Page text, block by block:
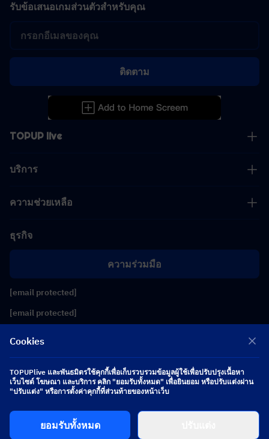
$ 0.00
TOPUP live
บริการ
ความช่วยเหลือ
ธุรกิจ
ความร่วมมือ
[email protected]
[email protected]
รับข้อเสนอเกมส่วนตัวสำหรับคุณ
ติดตาม
ติดตามเรา
Copyright 2026 SEA WHALE TECHNOLOGY PTE.LTD. All Rights Reserved.
Cookies
TOPUPlive และพันธมิตรใช้คุกกี้เพื่อเก็บรวบรวมข้อมูลผู้ใช้เพื่อปรับปรุงเนื้อหา
เว็บไซต์ โฆษณา และบริการ คลิก "ยอมรับทั้งหมด" เพื่อยินยอม หรือปรับแต่งผ่าน
"ปรับแต่ง" หรือการตั้งค่าคุกกี้ที่ส่วนท้ายของหน้าเว็บ
ยอมรับทั้งหมด